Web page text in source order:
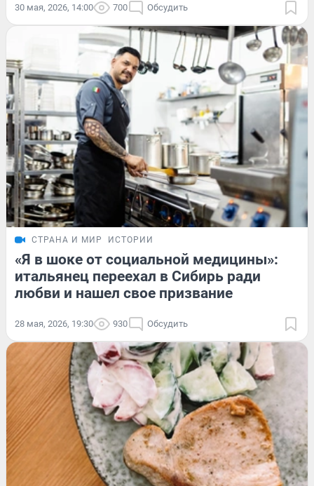
30 мая, 2026, 14:00 700 Обсудить
СТРАНА И МИР ИСТОРИИ
«Я в шоке от социальной медицины»:
итальянец переехал в Сибирь ради
любви и нашел свое призвание
28 мая, 2026, 19:30 930 Обсудить